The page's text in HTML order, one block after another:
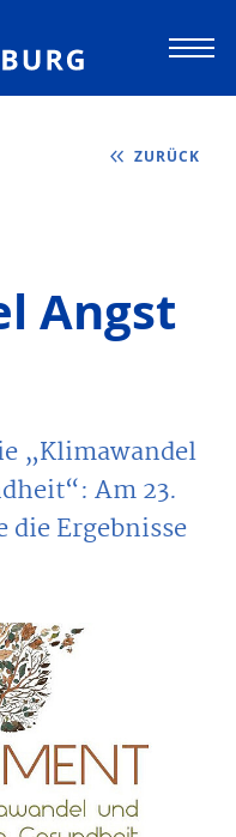
Angewandte
ZURÜCK
Angst
„Klimawandel
Am 23.
die Ergebnisse